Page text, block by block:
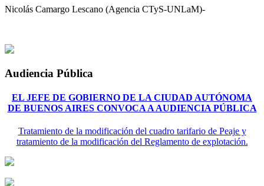
Nicolás Camargo Lescano (Agencia CTyS-UNLaM)-
Audiencia Pública
EL JEFE DE GOBIERNO DE LA CIUDAD AUTÓNOMA
DE BUENOS AIRES CONVOCA A AUDIENCIA PÚBLICA
Tratamiento de la modificación del cuadro tarifario de Peaje y
tratamiento de la modificación del Reglamento de explotación.